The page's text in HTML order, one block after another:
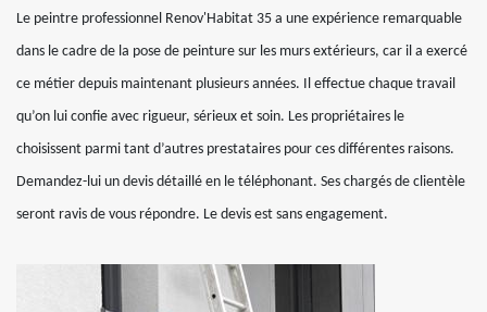
Le peintre professionnel Renov'Habitat 35 a une expérience remarquable
dans le cadre de la pose de peinture sur les murs extérieurs, car il a exercé
ce métier depuis maintenant plusieurs années. Il effectue chaque travail
qu’on lui confie avec rigueur, sérieux et soin. Les propriétaires le
choisissent parmi tant d’autres prestataires pour ces différentes raisons.
Demandez-lui un devis détaillé en le téléphonant. Ses chargés de clientèle
seront ravis de vous répondre. Le devis est sans engagement.